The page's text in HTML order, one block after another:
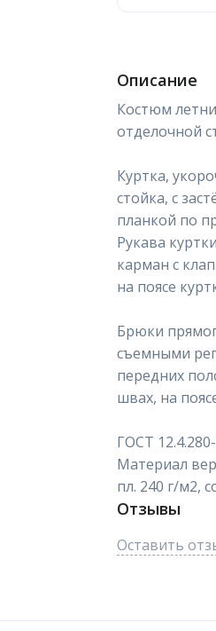
Описание
Костюм
отделочной
Куртка,
стойка, с
планкой по
Рукава
карман с
на поясе
Брюки
съемными
передних
швах, на
ГОСТ
Материал
пл. 240 г/м2,
Отзывы
Оставить